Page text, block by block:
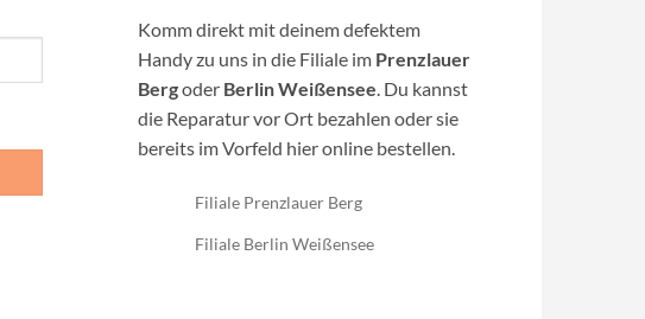
Komm direkt mit deinem defektem
Handy zu uns in die Filiale im Prenzlauer
Bergoder Berlin Weißensee . Du kannst
die Reparatur vor Ort bezahlen oder sie
bereits im Vorfeld hier online bestellen.
Filiale Prenzlauer Berg
Filiale Berlin Weißensee